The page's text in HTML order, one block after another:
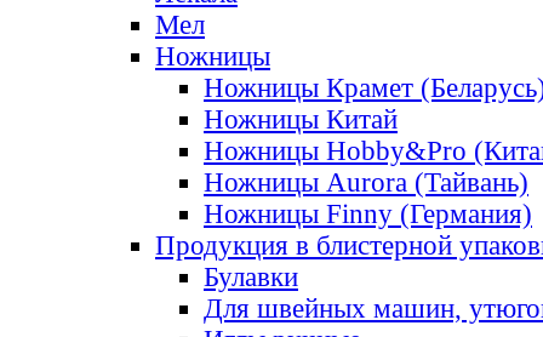
Мел
Ножницы
Ножницы Крамет
Ножницы Китай
Ножницы Hobby&Pro
Ножницы Aurora (Тайвань)
Ножницы Finny (Германия)
Продукция в блистерной
Булавки
Для швейных машин,